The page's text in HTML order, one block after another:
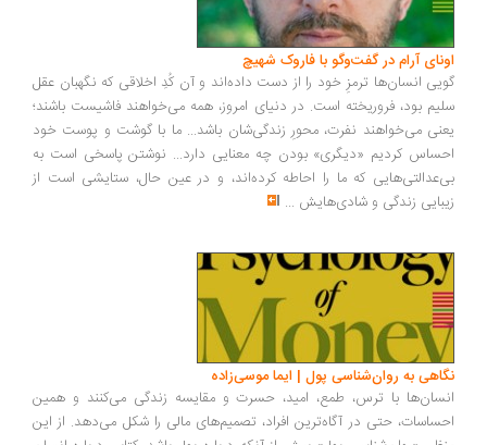
آرام در گفت‌وگو با فاروک شهیچ‭
انسان‌ها ترمزِ خود را از دست داده‌اند و آن کُدِ اخلاقی که نگهبان عقل
بود، فروریخته است. در دنیای امروز، همه می‌خواهند فاشیست باشند؛
می‌خواهند نفرت، محورِ زندگی‌شان باشد... ما با گوشت و پوست خود
کردیم «دیگری» بودن چه معنایی دارد... نوشتن پاسخی است به
که ما را احاطه کرده‌اند، و در عین حال، ستایشی است از
زندگی و شادی‌هایش...
به روان‌شناسی پول | ایما موسی‌زاده
با ترس، طمع، امید، حسرت و مقایسه زندگی می‌کنند و همین
حتی در آگاه‌ترین افراد، تصمیم‌های مالی را شکل می‌دهد. از این